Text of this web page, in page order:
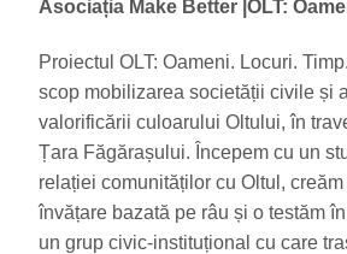
Asociația Make Better OLT:
Proiectul OLT: Oameni. Locuri.
scop mobilizarea societății civile și
valorificării culoarului Oltului, în
Țara Făgărașului. Începem cu un
relației comunităților cu Oltul,
învățare bazată pe râu și o testăm
un grup civic-instituțional cu care